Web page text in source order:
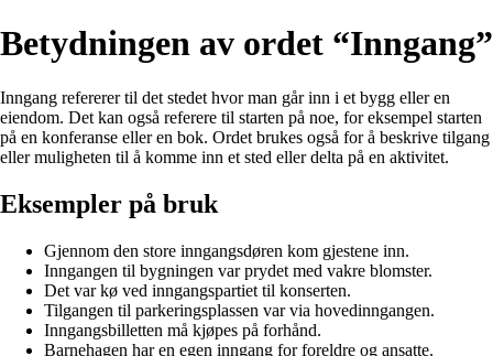
Betydningen av ordet “Inngang”
Inngang refererer til det stedet hvor man går inn i et bygg eller en
eiendom. Det kan også referere til starten på noe, for eksempel starten
på en konferanse eller en bok. Ordet brukes også for å beskrive tilgang
eller muligheten til å komme inn et sted eller delta på en aktivitet.
Eksempler på bruk
Gjennom den store inngangsdøren kom gjestene inn.
Inngangen til bygningen var prydet med vakre blomster.
Det var kø ved inngangspartiet til konserten.
Tilgangen til parkeringsplassen var via hovedinngangen.
Inngangsbilletten må kjøpes på forhånd.
Barnehagen har en egen inngang for foreldre og ansatte.